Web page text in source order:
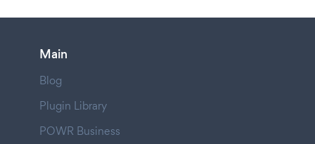
Main
Blog
Plugin Library
POWR Business